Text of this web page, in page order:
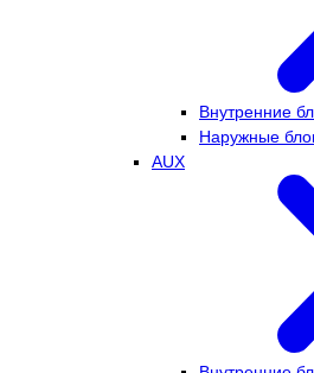
Внутренние
Наружные
AUX